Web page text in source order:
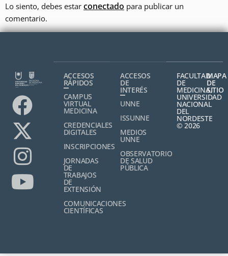
Lo siento, debes estar conectado para publicar un
comentario.
ACCESOS
RÁPIDOS
CAMPUS
VIRTUAL
MEDICINA
CREDENCIALES
DIGITALES
INSCRIPCIONES
JORNADAS
DE
TRABAJOS
DE
EXTENSIÓN
COMUNICACIONES
CIENTÍFICAS
ACCESOS
DE
INTERÉS
UNNE
ISSUNNE
MEDIOS
UNNE
OBSERVATORIO
DE SALUD
PÚBLICA
FACULTAD
DE
MEDICINA,
UNIVERSIDAD
NACIONAL
DEL
NORDESTE
© 2026
MAPA
DE
SITIO